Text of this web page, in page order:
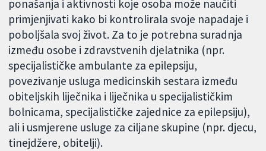
ponašanja i aktivnosti koje osoba može naučiti
primjenjivati kako bi kontrolirala svoje napadaje i
poboljšala svoj život. Za to je potrebna suradnja
između osobe i zdravstvenih djelatnika (npr.
specijalističke ambulante za epilepsiju,
povezivanje usluga medicinskih sestara između
obiteljskih liječnika i liječnika u specijalističkim
bolnicama, specijalističke zajednice za epilepsiju),
ali i usmjerene usluge za ciljane skupine (npr. djecu,
tinejdžere, obitelji).